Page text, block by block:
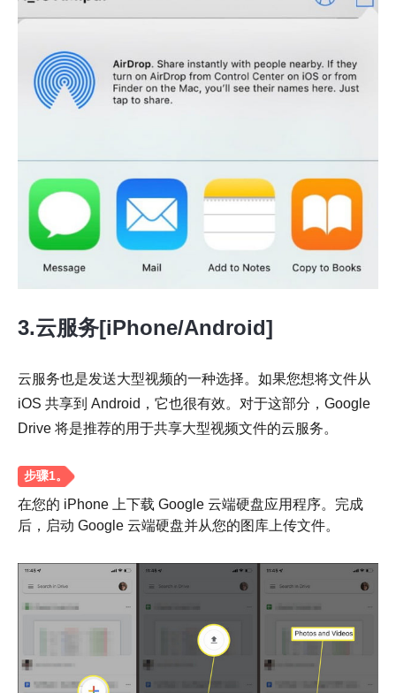
步骤1。
第2步。
3.云服务[iPhone/Android]
云服务也是发送大型视频的一种选择。如果您想将文件从
iOS 共享到 Android，它也很有效。对于这部分，Google
Drive 将是推荐的用于共享大型视频文件的云服务。
在您的 iPhone 上下载 Google 云端硬盘应用程序。完成
后，启动 Google 云端硬盘并从您的图库上传文件。